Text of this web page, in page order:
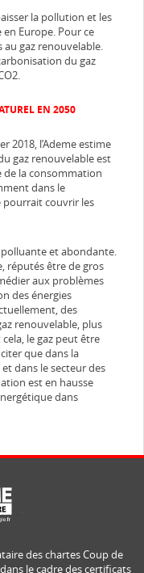
la pollution et les
en Europe. Pour ce
au gaz renouvelable.
du gaz
EN 2050
2018, l’Ademe estime
gaz renouvelable est
de la consommation
dans le
pourrait couvrir les
polluante et abondante.
réputés être de gros
aux problèmes
des énergies
des
renouvelable, plus
le gaz peut être
que dans la
et dans le secteur des
est en hausse
dans
des chartes Coup de
le cadre des certificats